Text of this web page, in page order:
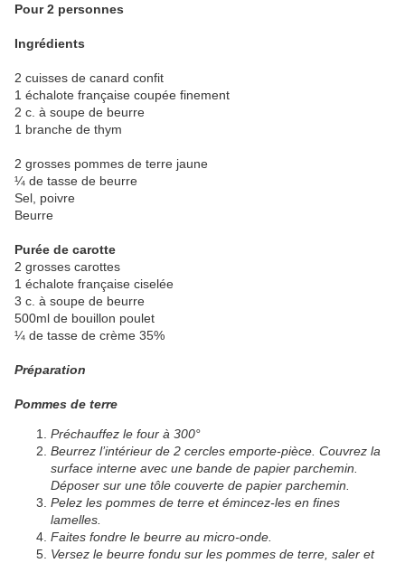
Pour 2 personnes
Ingrédients
2 cuisses de canard confit
1 échalote française coupée finement
2 c. à soupe de beurre
1 branche de thym
2 grosses pommes de terre jaune
¼ de tasse de beurre
Sel, poivre
Beurre
Purée de carotte
2 grosses carottes
1 échalote française ciselée
3 c. à soupe de beurre
500ml de bouillon poulet
¼ de tasse de crème 35%
Préparation
Pommes de terre
Préchauffez le four à 300°
Beurrez l’intérieur de 2 cercles emporte-pièce. Couvrez la
surface interne avec une bande de papier parchemin.
Déposer sur une tôle couverte de papier parchemin.
Pelez les pommes de terre et émincez-les en fines
lamelles.
Faites fondre le beurre au micro-onde.
Versez le beurre fondu sur les pommes de terre, saler et